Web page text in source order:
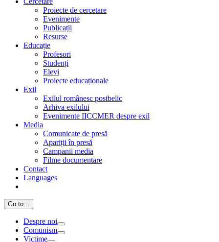
Proiecte de cercetare
Evenimente
Publicații
Resurse
Educație
Profesori
Studenți
Elevi
Proiecte educaționale
Exil
Exilul românesc postbelic
Arhiva exilului
Evenimente IICCMER despre exil
Media
Comunicate de presă
Apariții în presă
Campanii media
Filme documentare
Contact
Languages
Go to...
Despre noi
Comunism
Victime